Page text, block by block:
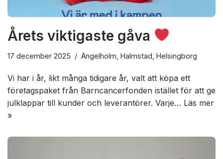
Årets viktigaste gåva
17 december 2025 Ängelholm Halmstad Helsingborg
Vi har i år, likt många tidigare år, valt att köpa ett
företagspaket från Barncancerfonden istället för att ge
julklappar till kunder och leverantörer. Varje… Läs mer
»